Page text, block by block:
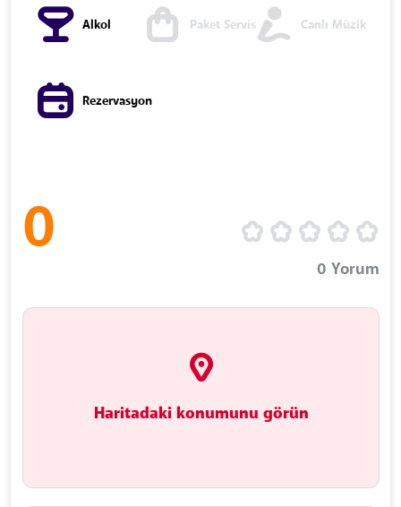
Alkol Paket Servis Canlı Müzik
Rezervasyon
0
0 Yorum
Haritadaki konumunu görün